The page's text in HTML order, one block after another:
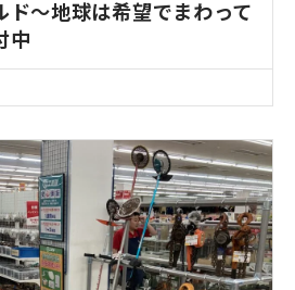
ド～地球は希望でまわって
中